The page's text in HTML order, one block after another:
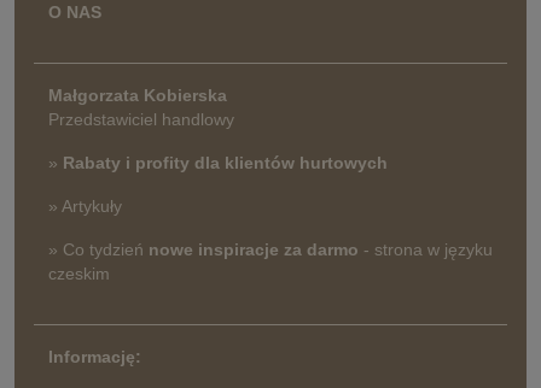
O NAS
Małgorzata Kobierska
Przedstawiciel handlowy
» Rabaty i profity dla klientów hurtowych
» Artykuły
» Co tydzień nowe inspiracje za darmo - strona w języku
czeskim
Informację: